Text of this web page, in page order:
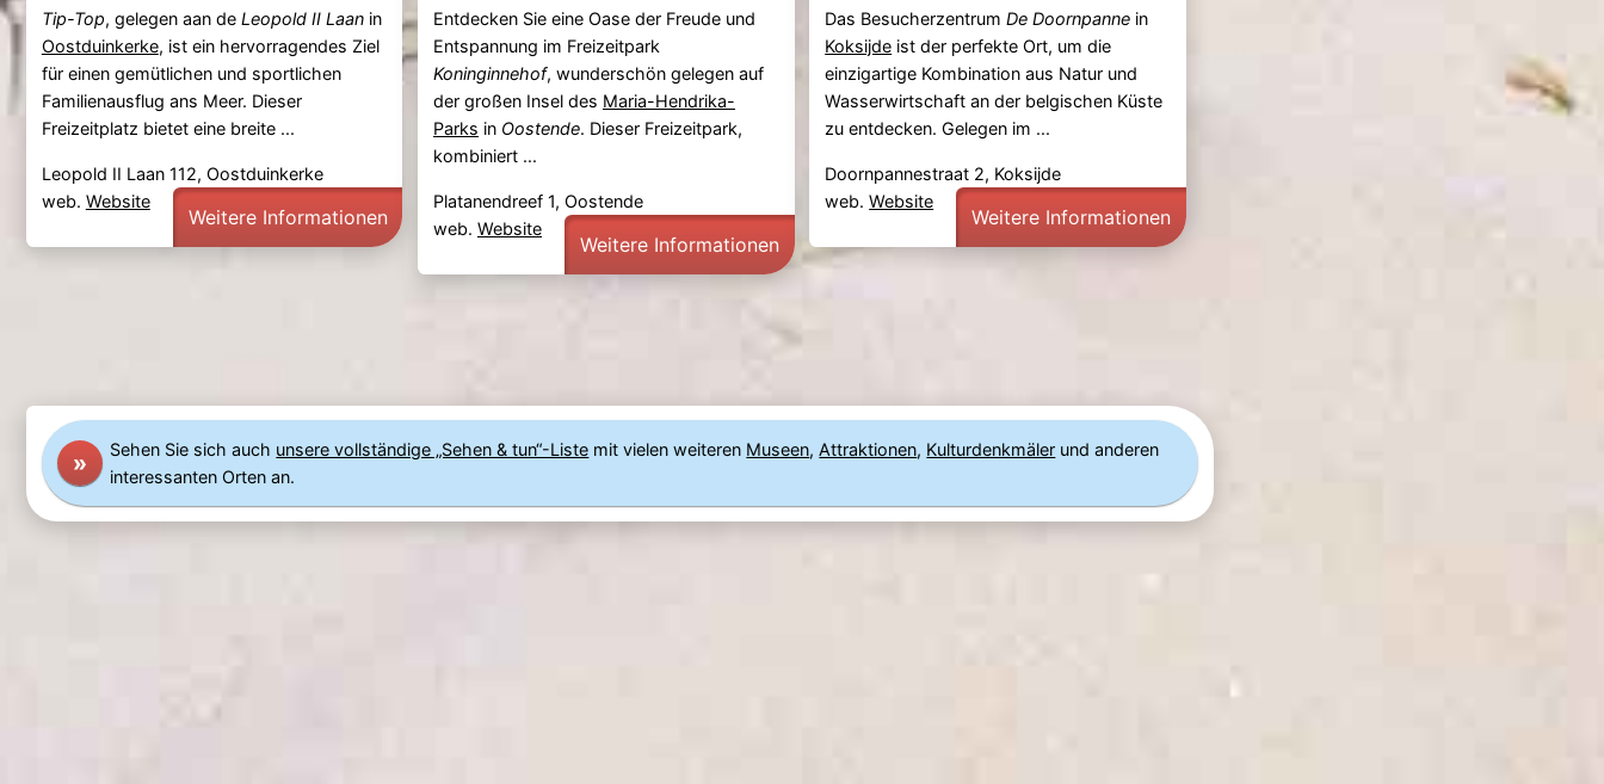
Tip-Top, gelegen aan de Leopold II Laanin
Oostduinkerke, ist ein hervorragendes Ziel
für einen gemütlichen und sportlichen
Familienausflug ans Meer. Dieser
Freizeitplatz bietet eine breite ...
Leopold II Laan 112, Oostduinkerke
web. Website
Weitere Informationen
Entdecken Sie eine Oase der Freude und
Entspannung im Freizeitpark
Koninginnehof, wunderschön gelegen auf
der großen Insel des Maria-Hendrika-
Parks in Oostende. Dieser Freizeitpark,
kombiniert ...
Platanendreef 1, Oostende
web. Website
Weitere Informationen
Das BesucherzentrumDe Doornpanne in
Koksijde ist der perfekte Ort, um die
einzigartige Kombination aus Natur und
Wasserwirtschaft an der belgischen Küste
zu entdecken. Gelegen im ...
Doornpannestraat 2, Koksijde
web.Website
Weitere Informationen
» Sehen Sie sich auch unsere vollständige „Sehen & tun“-Liste mit vielen weiteren Museen,Attraktionen, Kulturdenkmäler und anderen
interessanten Orten an.